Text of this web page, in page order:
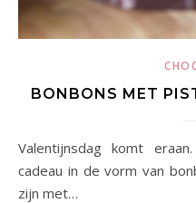
BONBONS MET
Valentijnsdag komt eraan. Een leuk moment om een
cadeau in de vorm van
zijn met…